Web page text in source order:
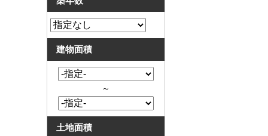
建物面積
～
土地面積